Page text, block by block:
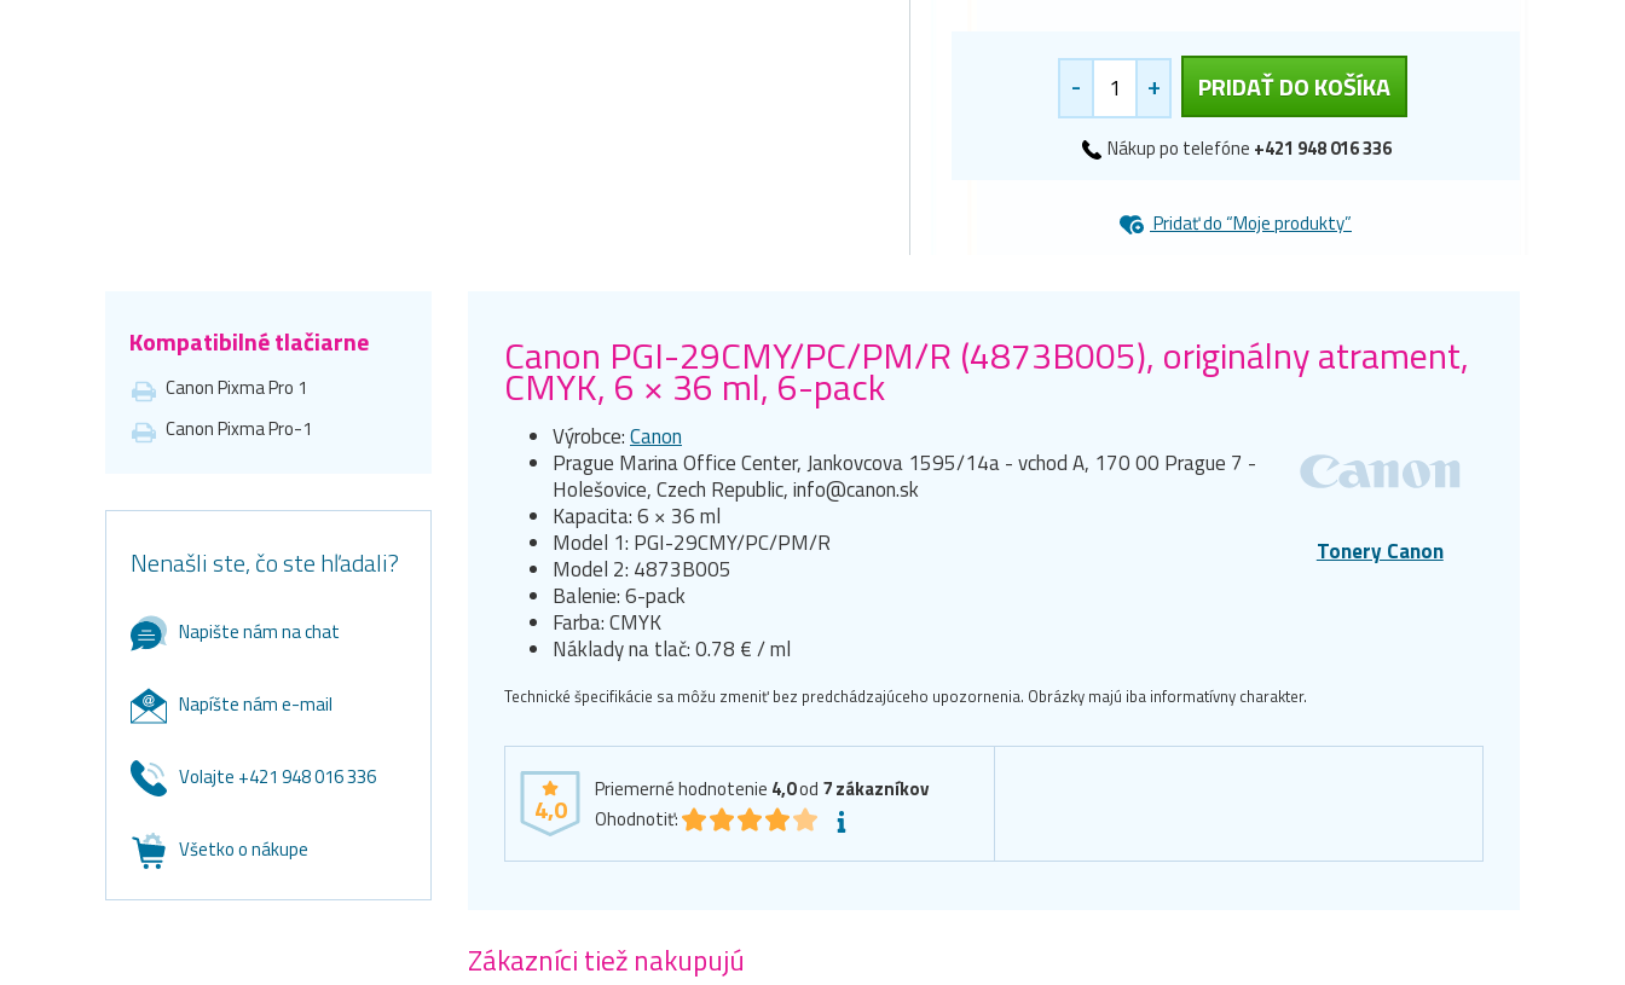
- + PRIDAŤ DO KOŠÍKA
Nákup po telefóne +421 948 016 336
Pridať do “Moje produkty”
Kompatibilné tlačiarne
Canon Pixma Pro 1
Canon Pixma Pro-1
Nenašli ste, čo ste hľadali?
Napište nám na chat
Napíšte nám e-mail
Volajte +421 948 016 336
Všetko o nákupe
Canon PGI-29CMY/PC/PM/R (4873B005), originálny atrament,
CMYK, 6 × 36 ml, 6-pack
Tonery Canon
Výrobce:Canon
Prague Marina Office Center, Jankovcova 1595/14a - vchod A, 170 00 Prague 7 -
Holešovice, Czech Republic, info@canon.sk
Kapacita: 6 × 36 ml
Model 1: PGI-29CMY/PC/PM/R
Model 2: 4873B005
Balenie: 6-pack
Farba: CMYK
Náklady na tlač: 0.78 € / ml
Technické špecifikácie sa môžu zmeniť bez predchádzajúceho upozornenia. Obrázky majú iba informatívny charakter.
4,0
Priemerné hodnotenie 4,0od 7zákazníkov
Ohodnotiť:
Zákazníci tiež nakupujú